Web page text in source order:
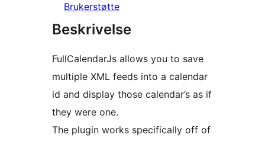
Brukerstøtte
Beskrivelse
FullCalendarJs allows you to save
multiple XML feeds into a calendar
id and display those calendar’s as if
they were one.
The plugin works specifically off of